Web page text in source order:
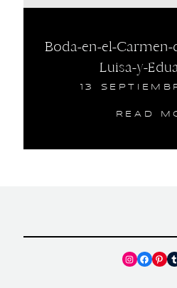
Boda-en-el-
Luisa-y-
13
READ
Instagram